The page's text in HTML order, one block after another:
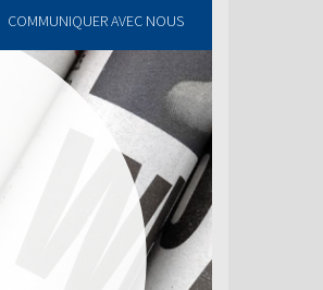
COMMUNIQUER AVEC NOUS